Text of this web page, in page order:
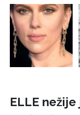
ELLE